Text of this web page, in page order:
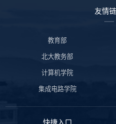
友情
教育部
北大教务部
计算机学院
集成电路学院
快捷入口